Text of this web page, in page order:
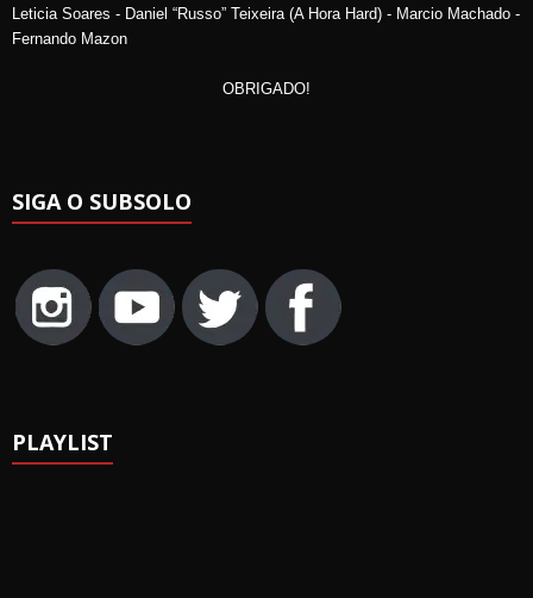
Leticia Soares - Daniel “Russo” Teixeira (A Hora Hard) - Marcio Machado -
Fernando Mazon
OBRIGADO!
SIGA O SUBSOLO
PLAYLIST